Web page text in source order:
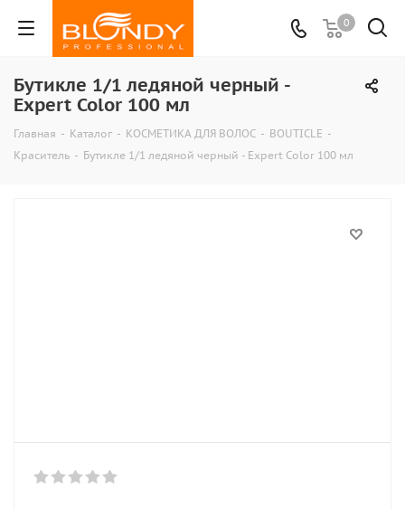
0
Бутикле 1/1 ледяной черный -
Expert Color 100 мл
Главная - Каталог - КОСМЕТИКА ДЛЯ ВОЛОС - BOUTICLE -
Краситель - Бутикле 1/1 ледяной черный - Expert Color 100 мл